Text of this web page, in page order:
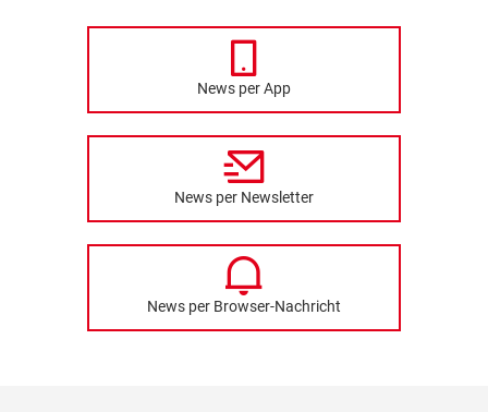
News per App
News per Newsletter
News per Browser-Nachricht